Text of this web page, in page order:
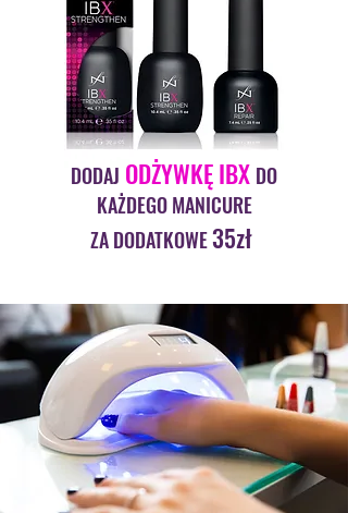
DODAJ ODŻYWKĘ IBX DO
KAŻDEGO MANICURE
ZA DODATKOWE35zł